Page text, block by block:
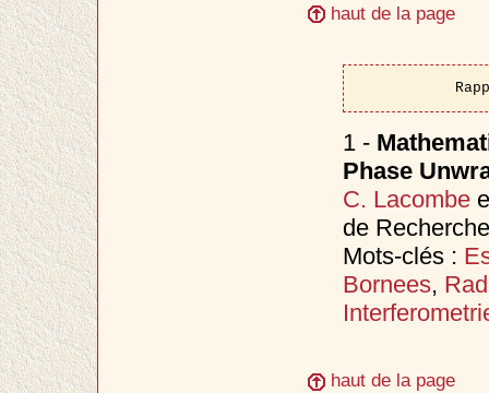
haut de la page
1 -
Phase
C. Lacombe
de
Mots-clés :
Bornees,
haut de la page